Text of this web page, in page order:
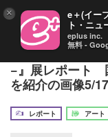
サントリー美術
−』展レポート
を紹介の画像5/17
レポート
アート
× e＋(イー
ト・ニュ
eplus inc.
無料 -